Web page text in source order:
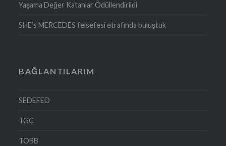
Yaşama Değer Katanlar Ödüllendirildi
SHE’s MERCEDES felsefesi etrafında buluştuk
BAĞLANTILARIM
SEDEFED
TGC
TOBB